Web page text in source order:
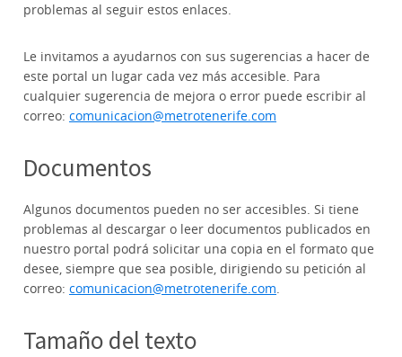
problemas al seguir estos enlaces.
Le invitamos a ayudarnos con sus sugerencias a hacer de
este portal un lugar cada vez más accesible. Para
cualquier sugerencia de mejora o error puede escribir al
correo: comunicacion@metrotenerife.com
Documentos
Algunos documentos pueden no ser accesibles. Si tiene
problemas al descargar o leer documentos publicados en
nuestro portal podrá solicitar una copia en el formato que
desee, siempre que sea posible, dirigiendo su petición al
correo: comunicacion@metrotenerife.com.
Tamaño del texto